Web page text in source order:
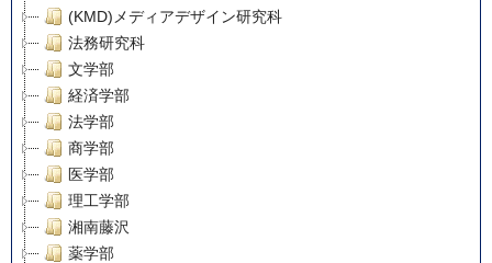
(KMD)メディアデザイン研究科
法務研究科
文学部
経済学部
法学部
商学部
医学部
理工学部
湘南藤沢
薬学部